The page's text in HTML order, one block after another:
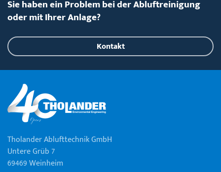
Sie haben ein Problem bei der Abluftreinigung
oder mit Ihrer Anlage?
Kontakt
Tholander Ablufttechnik GmbH
Untere Grüb 7
69469 Weinheim